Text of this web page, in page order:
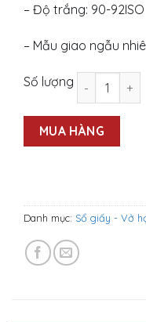
– Độ trắng: 90-92ISO
– Mẫu giao ngẫu
Số lượng Túi Vở kẻ
MUA HÀNG
Danh mục: Sổ giấy - Vở